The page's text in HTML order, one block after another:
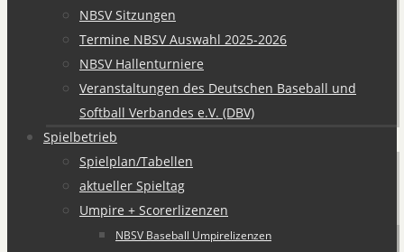
NBSV Sitzungen
Termine NBSV Auswahl 2025-2026
NBSV Hallenturniere
Veranstaltungen des Deutschen Baseball und
Softball Verbandes e.V. (DBV)
Spielbetrieb
Spielplan/Tabellen
aktueller Spieltag
Umpire + Scorerlizenzen
NBSV Baseball Umpirelizenzen